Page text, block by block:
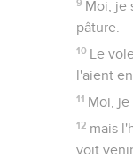
9 Moi, je
pâture.
10 Le
l'aient
11 Moi, je
12 mais
voit